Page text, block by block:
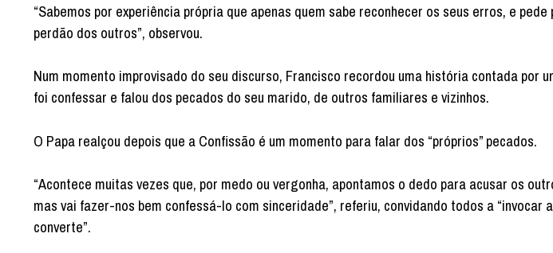
“Sabemos por experiência própria que apenas quem sabe reconhecer os seus erros, e
perdão dos outros”, observou.
Num momento improvisado do seu discurso, Francisco recordou uma história contada por
foi confessar e falou dos pecados do seu marido, de outros familiares e vizinhos.
O Papa realçou depois que a Confissão é um momento para falar dos “próprios” pecados.
“Acontece muitas vezes que, por medo ou vergonha, apontamos o dedo para acusar os
mas vai fazer-nos bem confessá-lo com sinceridade”, referiu, convidando todos a
converte”.